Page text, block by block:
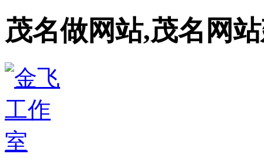
茂名做网站,茂名网